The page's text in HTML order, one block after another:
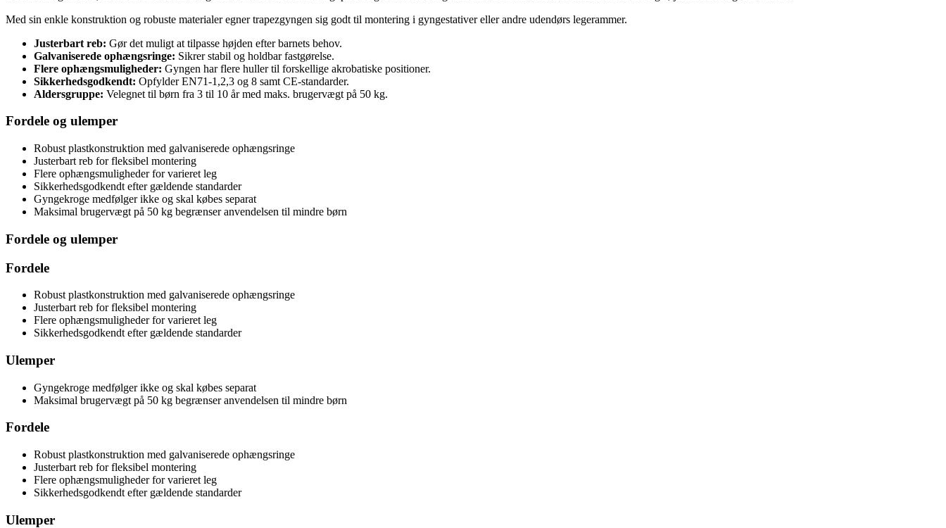
Med sin enkle konstruktion og robuste materialer egner trapezgyngen sig godt til montering i gyngestativer eller andre udendørs legerammer.
Justerbart reb: Gør det muligt at tilpasse højden efter barnets behov.
Galvaniserede ophængsringe: Sikrer stabil og holdbar fastgørelse.
Flere ophængsmuligheder: Gyngen har flere huller til forskellige akrobatiske positioner.
Sikkerhedsgodkendt: Opfylder EN71-1,2,3 og 8 samt CE-standarder.
Aldersgruppe: Velegnet til børn fra 3 til 10 år med maks. brugervægt på 50 kg.
Fordele og ulemper
Robust plastkonstruktion med galvaniserede ophængsringe
Justerbart reb for fleksibel montering
Flere ophængsmuligheder for varieret leg
Sikkerhedsgodkendt efter gældende standarder
Gyngekroge medfølger ikke og skal købes separat
Maksimal brugervægt på 50 kg begrænser anvendelsen til mindre børn
Fordele og ulemper
Fordele
Robust plastkonstruktion med galvaniserede ophængsringe
Justerbart reb for fleksibel montering
Flere ophængsmuligheder for varieret leg
Sikkerhedsgodkendt efter gældende standarder
Ulemper
Gyngekroge medfølger ikke og skal købes separat
Maksimal brugervægt på 50 kg begrænser anvendelsen til mindre børn
Fordele
Robust plastkonstruktion med galvaniserede ophængsringe
Justerbart reb for fleksibel montering
Flere ophængsmuligheder for varieret leg
Sikkerhedsgodkendt efter gældende standarder
Ulemper